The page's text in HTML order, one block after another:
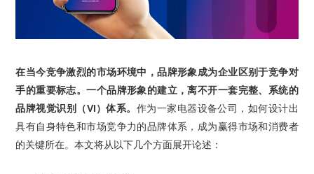
在当今竞争激烈的市场环境中，品牌形象成为企业区别于竞争对
手的重要标志。一个品牌形象的建立，离不开一套完整、系统的
品牌视觉识别（VI）体系。 作为一家电器设备公司，如何设计出
具有自身特色和市场竞争力的品牌体系，成为赢得市场和消费者
的关键所在。本文将从以下几个方面展开论述：